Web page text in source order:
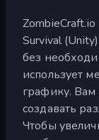
Survival
без
использует
графику.
создавать
Чтобы